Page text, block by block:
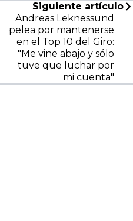
Siguiente artículo
Andreas Leknessund
pelea por mantenerse
en el Top 10 del Giro:
"Me vine abajo y sólo
tuve que luchar por
mi cuenta"